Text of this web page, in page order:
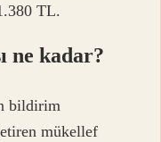
TL.
ne kadar?
bildirim
mükellef